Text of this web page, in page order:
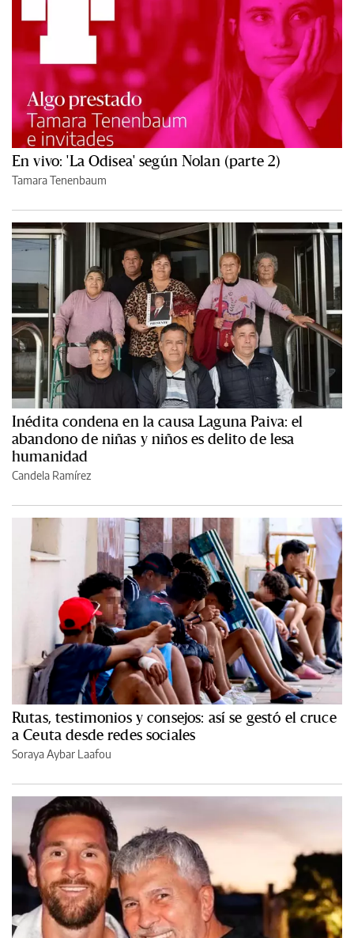
En vivo: 'La Odisea' según Nolan (parte 2)
Tamara Tenenbaum
Inédita condena en la causa Laguna Paiva: el
abandono de niñas y niños es delito de lesa
humanidad
Candela Ramírez
Rutas, testimonios y consejos: así se gestó el cruce
a Ceuta desde redes sociales
Soraya Aybar Laafou